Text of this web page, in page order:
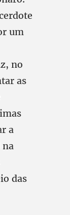
um
no
as
a
na
das